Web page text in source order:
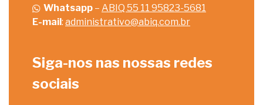
Whatsapp – ABIQ 55 11 95823-5681
E-mail: administrativo@abiq.com.br
Siga-nos nas nossas redes
sociais